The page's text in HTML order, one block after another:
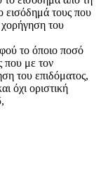
εισόδημά τους που
χορήγηση του
το όποιο ποσό
που με τον
του επιδόματος,
όχι οριστική